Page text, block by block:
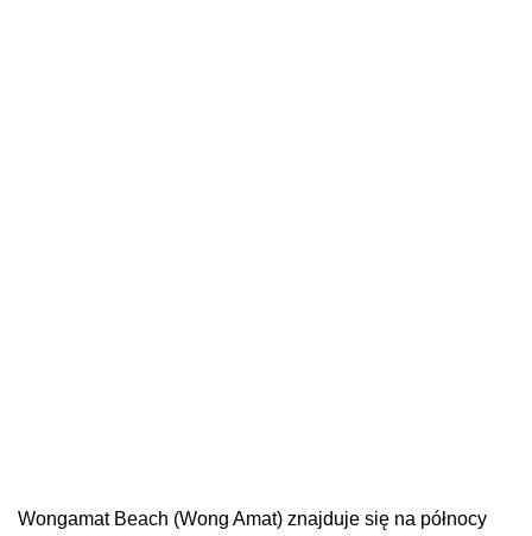
Wongamat Beach (Wong Amat) znajduje się na północy